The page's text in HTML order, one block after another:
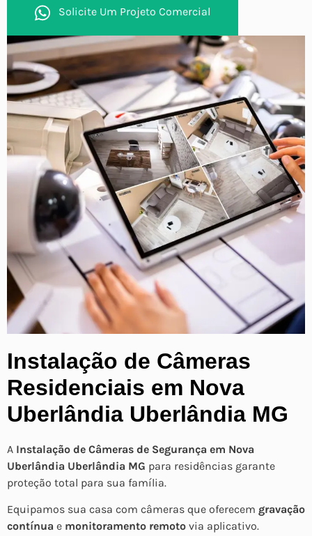
Instalação de Câmeras
Residenciais em Nova
Uberlândia Uberlândia MG
A Instalação de Câmeras de Segurança em Nova
Uberlândia Uberlândia MG para residências garante
proteção total para sua família.
Equipamos sua casa com câmeras que oferecem gravação
contínua e monitoramento remoto via aplicativo.
Solicite Um Projeto Comercial